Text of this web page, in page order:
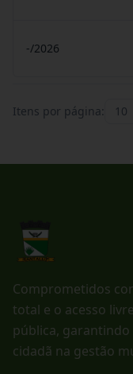
-/2026
Itens por página: 10
Comprometidos
total e o acesso
pública,
cidadã na gestão